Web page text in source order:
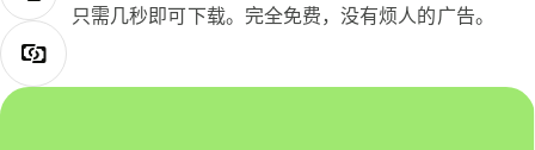
只需几秒即可下载。完全免费，没有烦人的广告。